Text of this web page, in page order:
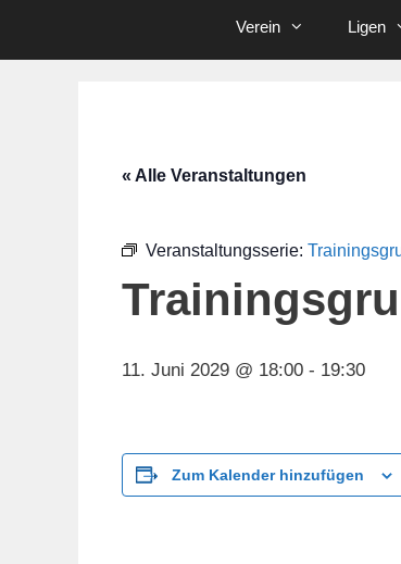
Verein Ligen
« Alle Veranstaltungen
Veranstaltungsserie:
11. Juni 2029 @ 18:00 - 19:30
Zum Kalender hinzufügen